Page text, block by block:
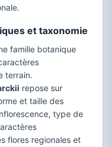
et taxonomie
famille botanique
terrain.
repose sur
et taille des
type de
flores regionales et